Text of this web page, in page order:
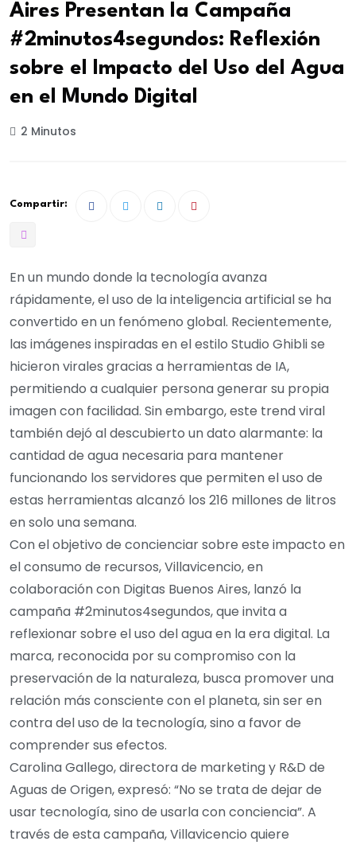
Aires Presentan la Campaña
#2minutos4segundos: Reflexión
sobre el Impacto del Uso del Agua
en el Mundo Digital
2 Minutos
Compartir:
En un mundo donde la tecnología avanza
rápidamente, el uso de la inteligencia artificial se ha
convertido en un fenómeno global. Recientemente,
las imágenes inspiradas en el estilo Studio Ghibli se
hicieron virales gracias a herramientas de IA,
permitiendo a cualquier persona generar su propia
imagen con facilidad. Sin embargo, este trend viral
también dejó al descubierto un dato alarmante: la
cantidad de agua necesaria para mantener
funcionando los servidores que permiten el uso de
estas herramientas alcanzó los 216 millones de litros
en solo una semana.
Con el objetivo de concienciar sobre este impacto en
el consumo de recursos, Villavicencio, en
colaboración con Digitas Buenos Aires, lanzó la
campaña #2minutos4segundos, que invita a
reflexionar sobre el uso del agua en la era digital. La
marca, reconocida por su compromiso con la
preservación de la naturaleza, busca promover una
relación más consciente con el planeta, sin ser en
contra del uso de la tecnología, sino a favor de
comprender sus efectos.
Carolina Gallego, directora de marketing y R&D de
Aguas de Origen, expresó: “No se trata de dejar de
usar tecnología, sino de usarla con conciencia”. A
través de esta campaña, Villavicencio quiere